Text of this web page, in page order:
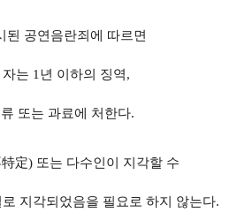
된 공연음란죄에 따르면
는 1년 이하의 징역,
또는 과료에 처한다.
定) 또는 다수인이 지각할 수
지각되었음을 필요로 하지 않는다.